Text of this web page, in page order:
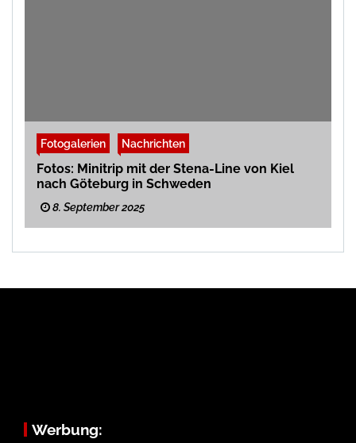
Fotogalerien Nachrichten
Fotos: Minitrip mit der Stena-Line von Kiel
nach Göteburg in Schweden
8. September 2025
Werbung: